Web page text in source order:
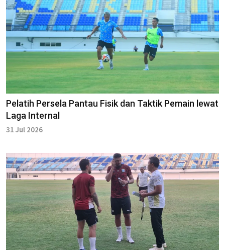
Pelatih Persela Pantau Fisik dan Taktik Pemain lewat
Laga Internal
31 Jul 2026